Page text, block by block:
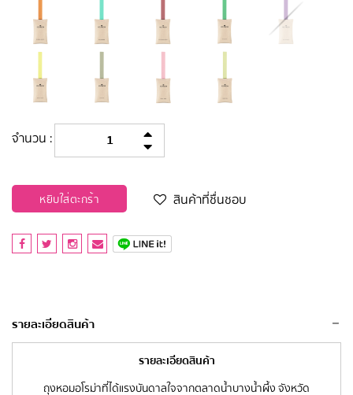
จำนวน :
หยิบใส่ตะกร้า สินค้าที่ชื่นชอบ
รายละเอียดสินค้า
รายละเอียดสินค้า
ถุงหอมอโรม่าที่ได้แรงบันดาลใจจากตลาดน้ำบางน้ำผึ้ง จังหวัด